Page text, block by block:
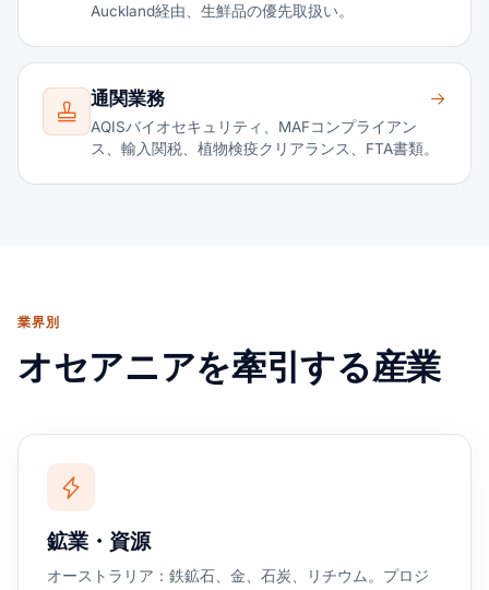
Auckland経由、生鮮品の優先取扱い。
通関業務
AQISバイオセキュリティ、MAFコンプライアン
ス、輸入関税、植物検疫クリアランス、FTA書類。
業界別
オセアニアを牽引する産業
鉱業・資源
オーストラリア：鉄鉱石、金、石炭、リチウム。プロジ